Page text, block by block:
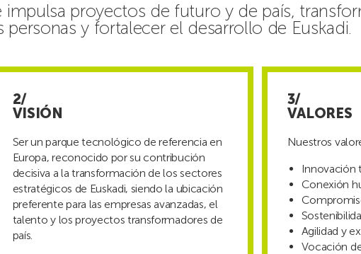
impulsa proyectos de futuro y de país,
y fortalecer el desarrollo de Euskadi.
VISIÓN
Ser un parque tecnológico de referencia en
Europa, reconocido por su contribución
decisiva a la transformación de los sectores
estratégicos de Euskadi, siendo la ubicación
preferente para las empresas avanzadas, el
talento y los proyectos transformadores de
país.
VALORES
Nuestros
Innovación
Conexión
Agilidad y
Vocación